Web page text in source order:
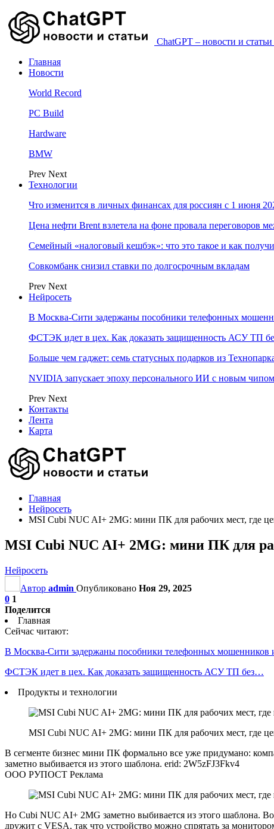
ChatGPT – новости и статьи
Главная
Новости
World Record
PC Build
Hardware
BMW
Prev Next
Технологии
Что изменится в личных финансах для россиян с 1 июня
Цена нефти Brent взлетела на фоне провала
Семейный «налоговый кешбэк»: что это такое и как
Совкомбанк снизил ставки по долгосрочным вкладам
Prev Next
Нейросеть
В Москва-Сити задержаны пособники телефонных
ФСТЭК идет в цех. Как доказать защищенность АСУ ТП
Больше чем гаджет: семь статусных подарков из
NVIDIA запускает эпоху персонального ИИ с новым
Prev Next
Контакты
Лента
Карта
Главная
Нейросеть
MSI Cubi NUC AI+ 2MG: мини ПК для рабочих мест, где
MSI Cubi NUC AI+ 2MG: мини ПК для
Нейросеть
Автор admin Опубликовано Ноя 29, 2025
0 1
Поделится
Главная
Сейчас читают:
В Москва-Сити задержаны пособники телефонных мошенников
ФСТЭК идет в цех. Как доказать защищенность АСУ ТП без…
Продукты и технологии
MSI Cubi NUC AI+ 2MG: мини ПК для рабочих мест, где
В сегменте бизнес мини ПК формально все уже придумано:
заметно выбивается из этого шаблона. erid: 2W5zFJ3Fkv4
ООО РУПОСТ Реклама
Но Cubi NUC AI+ 2MG заметно выбивается из этого шаблона.
дружит с VESA, так что устройство можно спрятать за